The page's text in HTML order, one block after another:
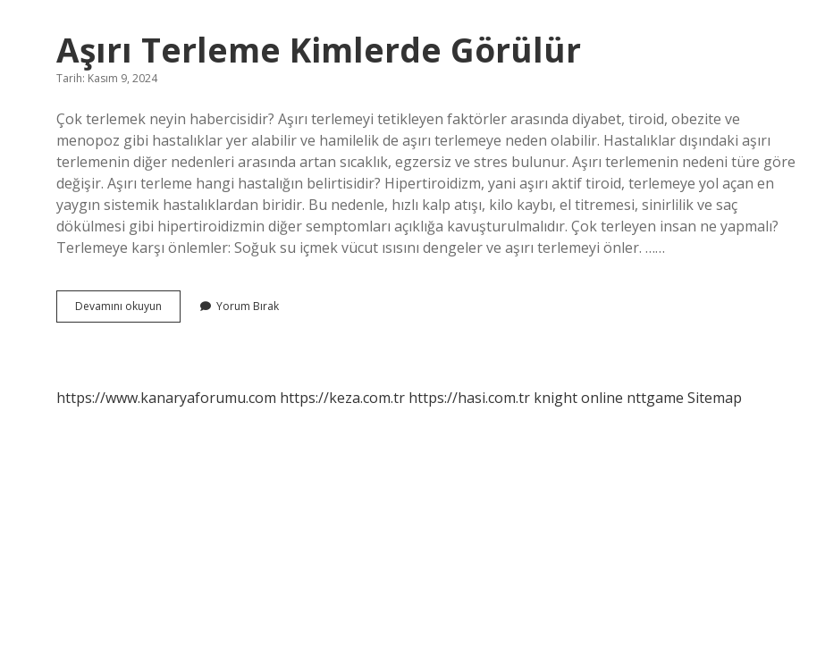
Aşırı Terleme Kimlerde Görülür
Tarih: Kasım 9, 2024
Çok terlemek neyin habercisidir? Aşırı terlemeyi tetikleyen faktörler arasında diyabet, tiroid, obezite ve
menopoz gibi hastalıklar yer alabilir ve hamilelik de aşırı terlemeye neden olabilir. Hastalıklar dışındaki aşırı
terlemenin diğer nedenleri arasında artan sıcaklık, egzersiz ve stres bulunur. Aşırı terlemenin nedeni türe göre
değişir. Aşırı terleme hangi hastalığın belirtisidir? Hipertiroidizm, yani aşırı aktif tiroid, terlemeye yol açan en
yaygın sistemik hastalıklardan biridir. Bu nedenle, hızlı kalp atışı, kilo kaybı, el titremesi, sinirlilik ve saç
dökülmesi gibi hipertiroidizmin diğer semptomları açıklığa kavuşturulmalıdır. Çok terleyen insan ne yapmalı?
Terlemeye karşı önlemler: Soğuk su içmek vücut ısısını dengeler ve aşırı terlemeyi önler. ……
Devamını okuyun
Terleme
Yorum Bırak
https://www.kanaryaforumu.com https://keza.com.tr https://hasi.com.tr knight online nttgame Sitemap